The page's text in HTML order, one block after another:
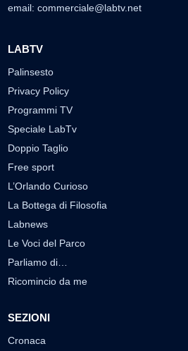
email: commerciale@labtv.net
LABTV
Palinsesto
Privacy Policy
Programmi TV
Speciale LabTv
Doppio Taglio
Free sport
L’Orlando Curioso
La Bottega di Filosofia
Labnews
Le Voci del Parco
Parliamo di…
Ricomincio da me
SEZIONI
Cronaca